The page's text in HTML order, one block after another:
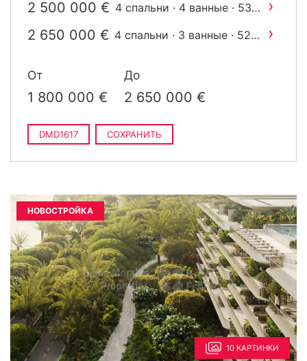
2 500 000 € 4 спальни · 4 ванные · 530
›
2 650 000 € 4 спальни · 3 ванные · 526
›
От
1 800 000 €
До
2 650 000 €
DMD1617 СОХРАНИТЬ
НОВОСТРОЙКА
10 КАРТИНКИ